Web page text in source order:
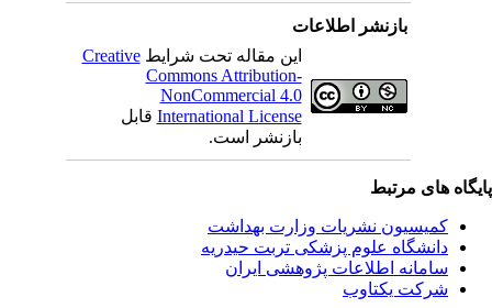
بازنشر اطلاعات
این مقاله تحت شرایطCreative
Commons Attribution-
NonCommercial 4.0
International Licenseقابل
بازنشر است.
مرتبط
نشریات وزارت بهداشت
علوم پزشکی تربت حیدریه
اطلاعات پژوهشی ایران
یکتاوب